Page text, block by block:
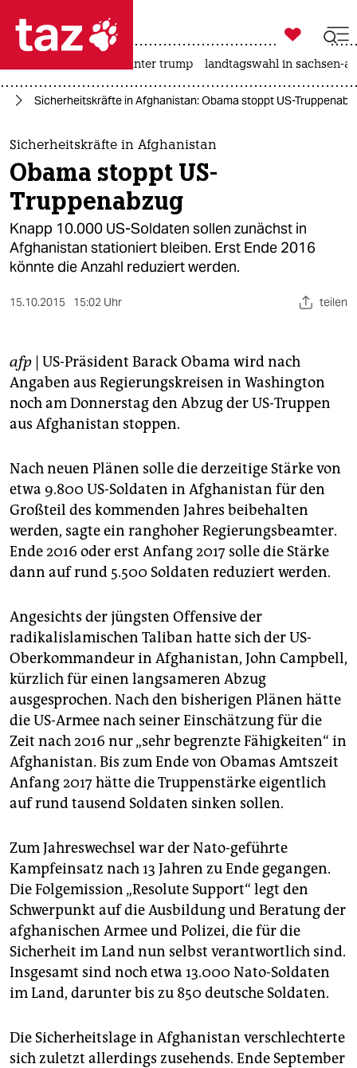
 taz zahl ich
taz zahl ich
themen
politik
öko
gesellschaft
berlin
nord
wahrheit
verlag
verlag
veranstaltungen
shop
unterstützen
abo
genossenschaft
epaper login

taz zahl ich
usa unter trump landtagswahl in sachsen-
Sicherheitskräfte in Afghanistan: Obama stoppt US-
Sicherheitskräfte in Afghanistan
Obama stoppt US-
Truppenabzug
Knapp 10.000 US-Soldaten sollen zunächst in
Afghanistan stationiert bleiben. Erst Ende 2016
könnte die Anzahl reduziert werden.
15.10.2015 15:02 Uhr teilen
afp | US-Präsident Barack Obama wird nach
Angaben aus Regierungskreisen in Washington
noch am Donnerstag den Abzug der US-Truppen
aus Afghanistan stoppen.
Nach neuen Plänen solle die derzeitige Stärke von
etwa 9.800 US-Soldaten in Afghanistan für den
Großteil des kommenden Jahres beibehalten
werden, sagte ein ranghoher Regierungsbeamter.
Ende 2016 oder erst Anfang 2017 solle die Stärke
dann auf rund 5.500 Soldaten reduziert werden.
Angesichts der jüngsten Offensive der
radikalislamischen Taliban hatte sich der US-
Oberkommandeur in Afghanistan, John Campbell,
kürzlich für einen langsameren Abzug
ausgesprochen. Nach den bisherigen Plänen hätte
die US-Armee nach seiner Einschätzung für die
Zeit nach 2016 nur „sehr begrenzte Fähigkeiten“ in
Afghanistan. Bis zum Ende von Obamas Amtszeit
Anfang 2017 hätte die Truppenstärke eigentlich
auf rund tausend Soldaten sinken sollen.
Zum Jahreswechsel war der Nato-geführte
Kampfeinsatz nach 13 Jahren zu Ende gegangen.
Die Folgemission „Resolute Support“ legt den
Schwerpunkt auf die Ausbildung und Beratung der
afghanischen Armee und Polizei, die für die
Sicherheit im Land nun selbst verantwortlich sind.
Insgesamt sind noch etwa 13.000 Nato-Soldaten
im Land, darunter bis zu 850 deutsche Soldaten.
Die Sicherheitslage in Afghanistan verschlechterte
sich zuletzt allerdings zusehends. Ende September